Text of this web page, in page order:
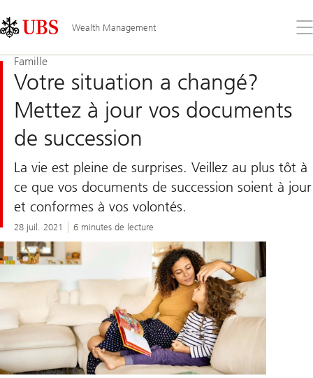
Links
Area
Wealth Management
le
Famille
Votre situation a changé?
Mettez à jour vos documents
de succession
La vie est pleine de surprises. Veillez au plus tôt à
ce que vos documents de succession soient à jour
et conformes à vos volontés.
28 juil. 2021 6 minutes de lecture